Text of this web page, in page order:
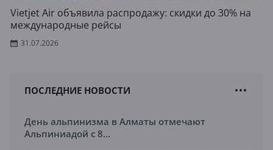
Vietjet Air объявила распродажу: скидки до 30% на
международные рейсы
31.07.2026
ПОСЛЕДНИЕ НОВОСТИ
День альпинизма в Алматы отмечают
Альпиниадой с 8...